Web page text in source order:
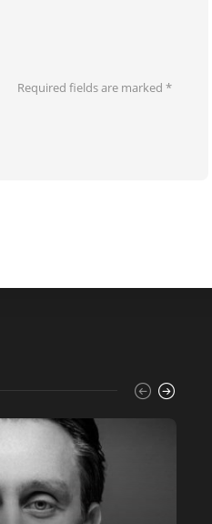
Required fields are marked*